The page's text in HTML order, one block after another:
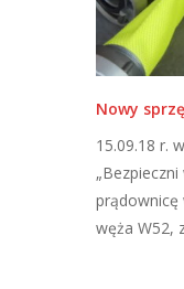
Nowy
15.09.18 r.
prądownicę
węża W52,